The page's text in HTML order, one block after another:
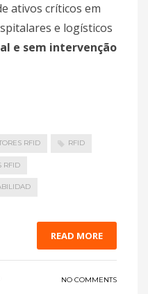
ativos críticos em
e logísticos
e sem intervenção
RFID RFID
RFID
READ MORE
NO COMMENTS